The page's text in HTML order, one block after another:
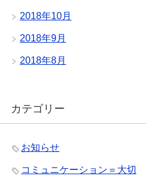
2018年10月
2018年9月
2018年8月
カテゴリー
お知らせ
コミュニケーション＝大切